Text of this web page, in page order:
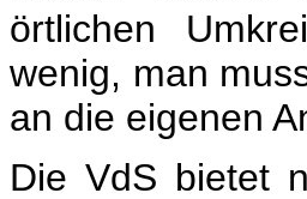
örtlichen
wenig, man
an die eigenen
Die VdS bietet